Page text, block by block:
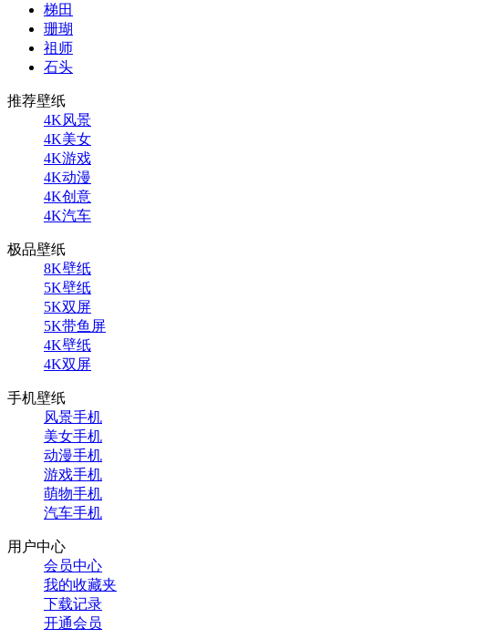
梯田
珊瑚
祖师
石头
推荐壁纸
4K风景
4K美女
4K游戏
4K动漫
4K创意
4K汽车
极品壁纸
8K壁纸
5K壁纸
5K双屏
5K带鱼屏
4K壁纸
4K双屏
手机壁纸
风景手机
美女手机
动漫手机
游戏手机
萌物手机
汽车手机
用户中心
会员中心
我的收藏夹
下载记录
开通会员